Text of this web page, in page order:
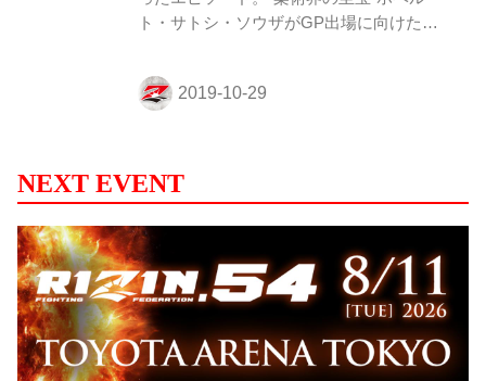
きましょう！ ――チャーリーさん！アゼル
ト・サトシ・ソウザがGP出場に向けた思
の刺客パトリッキー・“ピットブル”・フレ
イレと対戦する川尻達也は、格闘技人生最
真也も登場し、川尻へエールを送ってい
る。 EPISODE 49 RIZIN.19にて開催された
ライト級GP。勝負の明暗が分かれる形と
なった舞台裏で、それぞれの選手が思いを
語る。グスタボの右ストレートを被弾し試
合続行不可能となった上迫はセコンドに付
いた朝倉未来に胸の内を...
NEXT EVENT